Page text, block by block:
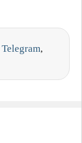
Telegram,